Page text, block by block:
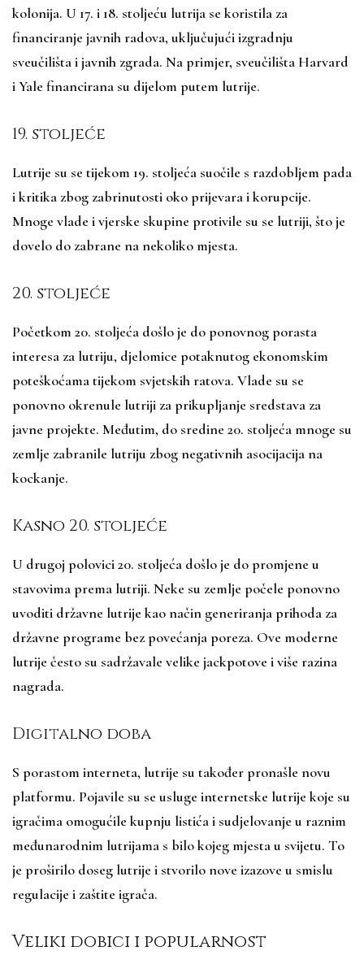
kolonija. U 17. i 18. stoljeću lutrija se koristila za
financiranje javnih radova, uključujući izgradnju
sveučilišta i javnih zgrada. Na primjer, sveučilišta Harvard
i Yale financirana su dijelom putem lutrije.
19. stoljeće
Lutrije su se tijekom 19. stoljeća suočile s razdobljem pada
i kritika zbog zabrinutosti oko prijevara i korupcije.
Mnoge vlade i vjerske skupine protivile su se lutriji, što je
dovelo do zabrane na nekoliko mjesta.
20. stoljeće
Početkom 20. stoljeća došlo je do ponovnog porasta
interesa za lutriju, djelomice potaknutog ekonomskim
poteškoćama tijekom svjetskih ratova. Vlade su se
ponovno okrenule lutriji za prikupljanje sredstava za
javne projekte. Međutim, do sredine 20. stoljeća mnoge su
zemlje zabranile lutriju zbog negativnih asocijacija na
kockanje.
Kasno 20. stoljeće
U drugoj polovici 20. stoljeća došlo je do promjene u
stavovima prema lutriji. Neke su zemlje počele ponovno
uvoditi državne lutrije kao način generiranja prihoda za
državne programe bez povećanja poreza. Ove moderne
lutrije često su sadržavale velike jackpotove i više razina
nagrada.
Digitalno doba
S porastom interneta, lutrije su također pronašle novu
platformu. Pojavile su se usluge internetske lutrije koje su
igračima omogućile kupnju listića i sudjelovanje u raznim
međunarodnim lutrijama s bilo kojeg mjesta u svijetu. To
je proširilo doseg lutrije i stvorilo nove izazove u smislu
regulacije i zaštite igrača.
Veliki dobici i popularnost